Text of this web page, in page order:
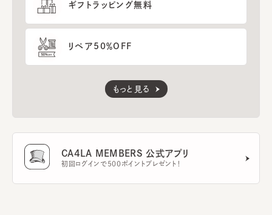
ギフトラッピング無料
リペア50％OFF
もっと見る
CA4LA MEMBERS 公式アプリ
初回ログインで500ポイントプレゼント！